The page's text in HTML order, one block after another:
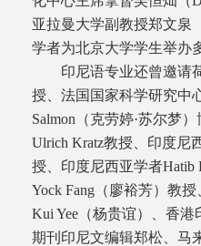
亚拉曼大学副教授郑文泉
学者为北京大学学生举办
印尼语专业还曾邀请荷
授、法国国家科学研究中
Salmon（克劳婷·苏尔梦
Ulrich Kratz教授、印度尼
授、印度尼西亚学者
Yock Fang（廖裕芳）教
Kui Yee（杨贵谊）、香港
期刊印尼文编辑郑松、马